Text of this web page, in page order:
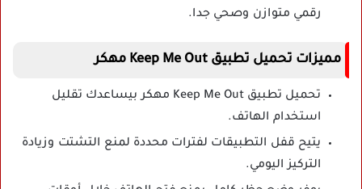
رقمي متوازن وصحي جدا.
مميزات تحميل تطبيق Keep Me Out مهكر
تحميل تطبيق Keep Me Out مهكر بيساعدك تقليل
استخدام الهاتف.
يتيح قفل التطبيقات لفترات محددة لمنع التشتت وزيادة
التركيز اليومي.